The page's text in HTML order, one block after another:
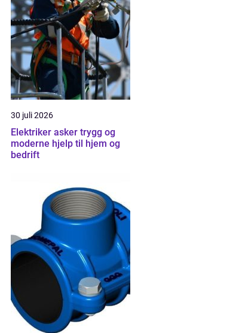
30 juli 2026
Elektriker asker trygg og
moderne hjelp til hjem og
bedrift